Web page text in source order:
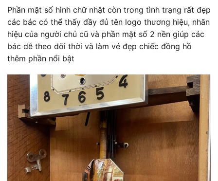
Phần mặt số hình chữ nhật còn trong tình trạng rất đẹp
các bác có thể thấy đầy đủ tên logo thương hiệu, nhãn
hiệu của người chủ cũ và phần mặt số 2 nền giúp các
bác dễ theo dõi thời và làm vẻ đẹp chiếc đồng hồ
thêm phần nổi bật